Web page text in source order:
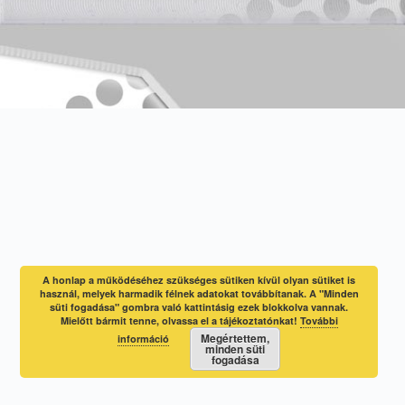
A honlap a működéséhez szükséges sütiken kívül olyan sütiket is
használ, melyek harmadik félnek adatokat továbbítanak. A "Minden
süti fogadása" gombra való kattintásig ezek blokkolva vannak.
Mielőtt bármit tenne, olvassa el a tájékoztatónkat! További
információ
Megértettem,
minden süti
fogadása